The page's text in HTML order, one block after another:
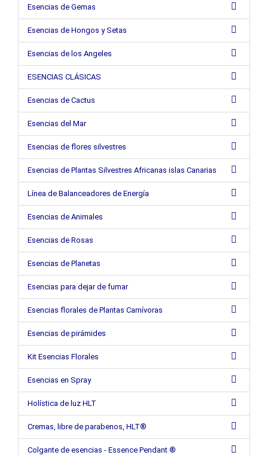
Esencias de Gemas
Esencias de Hongos y Setas
Esencias de los Angeles
ESENCIAS CLÁSICAS
Esencias de Cactus
Esencias del Mar
Esencias de flores silvestres
Esencias de Plantas Silvestres Africanas islas Canarias
Línea de Balanceadores de Energía
Esencias de Animales
Esencias de Rosas
Esencias de Planetas
Esencias para dejar de fumar
Esencias florales de Plantas Carnívoras
Esencias de pirámides
Kit Esencias Florales
Esencias en Spray
Holística de luz HLT
Cremas, libre de parabenos, HLT®
Colgante de esencias - Essence Pendant ®